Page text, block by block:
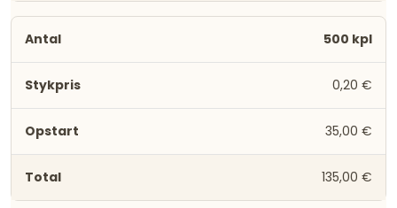
500 kpl
0,20 €
35,00 €
135,00 €